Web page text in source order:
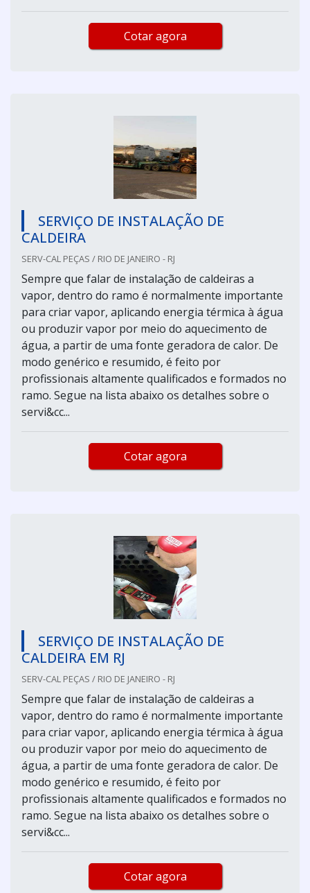
Cotar agora
SERVIÇO DE INSTALAÇÃO DE
CALDEIRA
SERV-CAL PEÇAS / RIO DE JANEIRO - RJ
Sempre que falar de instalação de caldeiras a
vapor, dentro do ramo é normalmente importante
para criar vapor, aplicando energia térmica à água
ou produzir vapor por meio do aquecimento de
água, a partir de uma fonte geradora de calor. De
modo genérico e resumido, é feito por
profissionais altamente qualificados e formados no
ramo. Segue na lista abaixo os detalhes sobre o
servi&cc...
Cotar agora
SERVIÇO DE INSTALAÇÃO DE
CALDEIRA EM RJ
SERV-CAL PEÇAS / RIO DE JANEIRO - RJ
Sempre que falar de instalação de caldeiras a
vapor, dentro do ramo é normalmente importante
para criar vapor, aplicando energia térmica à água
ou produzir vapor por meio do aquecimento de
água, a partir de uma fonte geradora de calor. De
modo genérico e resumido, é feito por
profissionais altamente qualificados e formados no
ramo. Segue na lista abaixo os detalhes sobre o
servi&cc...
Cotar agora